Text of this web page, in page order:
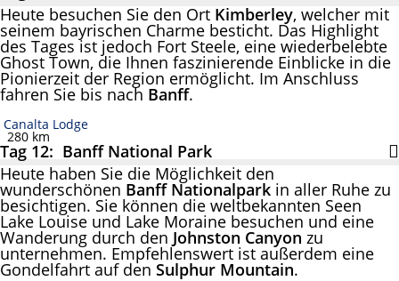
Heute besuchen Sie den Ort Kimberley, welcher mit
seinem bayrischen Charme besticht. Das Highlight
des Tages ist jedoch Fort Steele, eine wiederbelebte
Ghost Town, die Ihnen faszinierende Einblicke in die
Pionierzeit der Region ermöglicht. Im Anschluss
fahren Sie bis nach Banff.
Canalta Lodge
280 km
Tag 12: Banff National Park
Heute haben Sie die Möglichkeit den
wunderschönen Banff Nationalpark in aller Ruhe zu
besichtigen. Sie können die weltbekannten Seen
Lake Louise und Lake Moraine besuchen und eine
Wanderung durch den Johnston Canyon zu
unternehmen. Empfehlenswert ist außerdem eine
Gondelfahrt auf den Sulphur Mountain.